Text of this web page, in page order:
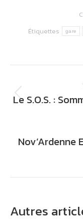
Étiquettes
gare
de
Le S.O.S. :
Nov’Ardenne
Autres